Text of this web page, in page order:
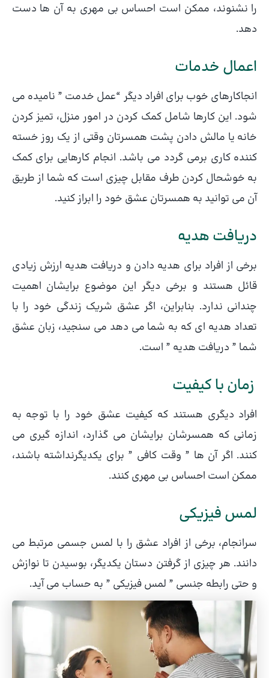
را نشنوند، ممکن است احساس بی مهری به آن ها دست
دهد.
اعمال خدمات
انجاکارهای خوب برای افراد دیگر “عمل خدمت ” نامیده می
شود. این کارها شامل کمک کردن در امور منزل، تمیز کردن
خانه یا مالش دادن پشت همسرتان وقتی از یک روز خسته
کننده کاری برمی گردد می باشد. انجام کارهایی برای کمک
به خوشحال کردن طرف مقابل چیزی است که شما از طریق
آن می توانید به همسرتان عشق خود را ابراز کنید.
دریافت هدیه
برخی از افراد برای هدیه دادن و دریافت هدیه ارزش زیادی
قائل هستند و برخی دیگر این موضوع برایشان اهمیت
چندانی ندارد. بنابراین، اگر عشق شریک زندگی خود را با
تعداد هدیه ای که به شما می دهد می سنجید، زبان عشق
شما ” دریافت هدیه ” است.
زمان با کیفیت
افراد دیگری هستند که کیفیت عشق خود را با توجه به
زمانی که همسرشان برایشان می گذارد، اندازه گیری می
کنند. اگر آن ها ” وقت کافی ” برای یکدیگرنداشته باشند،
ممکن است احساس بی مهری کنند.
لمس فیزیکی
سرانجام، برخی از افراد عشق را با لمس جسمی مرتبط می
دانند. هر چیزی از گرفتن دستان یکدیگر، بوسیدن تا نوازش
و حتی رابطه جنسی ” لمس فیزیکی ” به حساب می آید.